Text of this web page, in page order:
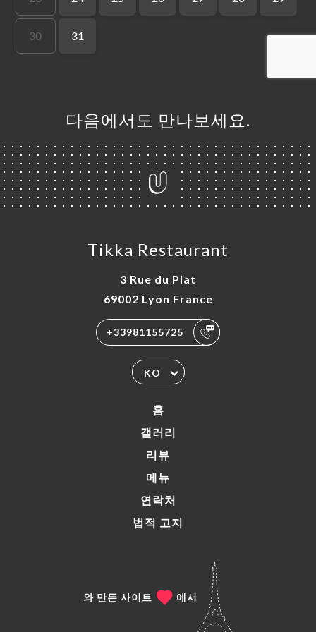
다음에서도 만나보세요.
Tikka Restaurant
3 Rue du Plat
69002 Lyon France
+33981155725
KO
홈
갤러리
리뷰
메뉴
연락처
법적 고지
와 만든 사이트 에서